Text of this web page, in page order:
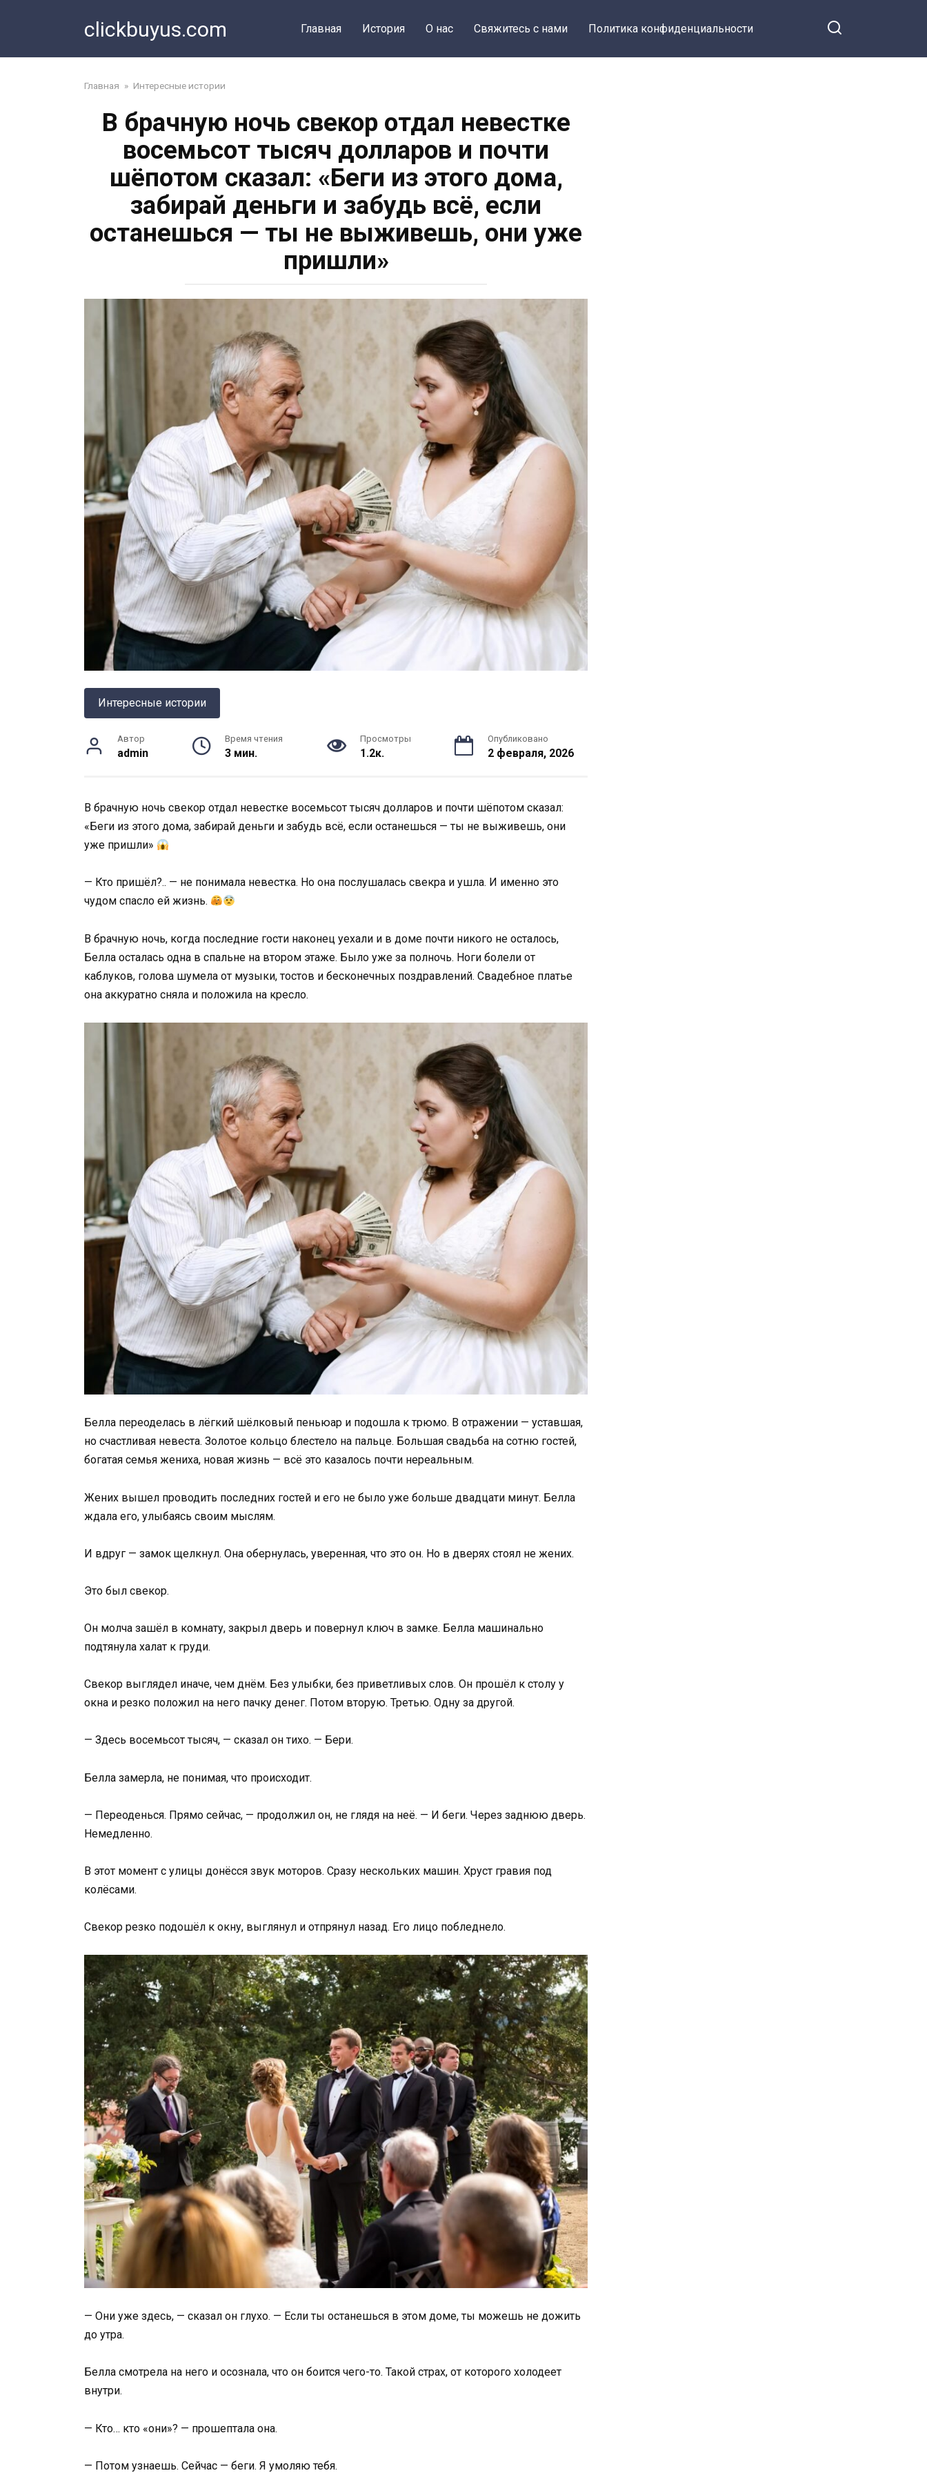
clickbuyus.com Главная История О нас Свяжитесь с нами Политика конфиденциальности
Главная » Интересные истории
В брачную ночь свекор отдал невестке
восемьсот тысяч долларов и почти
шёпотом сказал: «Беги из этого дома,
забирай деньги и забудь всё, если
останешься — ты не выживешь, они уже
пришли»
Интересные истории
Автор
admin
Время чтения
3 мин.
Просмотры
1.2к.
Опубликовано
2 февраля, 2026
В брачную ночь свекор отдал невестке восемьсот тысяч долларов и почти шёпотом сказал:
«Беги из этого дома, забирай деньги и забудь всё, если останешься — ты не выживешь, они
уже пришли»
— Кто пришёл?.. — не понимала невестка. Но она послушалась свекра и ушла. И именно это
чудом спасло ей жизнь.
В брачную ночь, когда последние гости наконец уехали и в доме почти никого не осталось,
Белла осталась одна в спальне на втором этаже. Было уже за полночь. Ноги болели от
каблуков, голова шумела от музыки, тостов и бесконечных поздравлений. Свадебное платье
она аккуратно сняла и положила на кресло.
Белла переоделась в лёгкий шёлковый пеньюар и подошла к трюмо. В отражении — уставшая,
но счастливая невеста. Золотое кольцо блестело на пальце. Большая свадьба на сотню гостей,
богатая семья жениха, новая жизнь — всё это казалось почти нереальным.
Жених вышел проводить последних гостей и его не было уже больше двадцати минут. Белла
ждала его, улыбаясь своим мыслям.
И вдруг — замок щелкнул. Она обернулась, уверенная, что это он. Но в дверях стоял не жених.
Это был свекор.
Он молча зашёл в комнату, закрыл дверь и повернул ключ в замке. Белла машинально
подтянула халат к груди.
Свекор выглядел иначе, чем днём. Без улыбки, без приветливых слов. Он прошёл к столу у
окна и резко положил на него пачку денег. Потом вторую. Третью. Одну за другой.
— Здесь восемьсот тысяч, — сказал он тихо. — Бери.
Белла замерла, не понимая, что происходит.
— Переоденься. Прямо сейчас, — продолжил он, не глядя на неё. — И беги. Через заднюю дверь.
Немедленно.
В этот момент с улицы донёсся звук моторов. Сразу нескольких машин. Хруст гравия под
колёсами.
Свекор резко подошёл к окну, выглянул и отпрянул назад. Его лицо побледнело.
— Они уже здесь, — сказал он глухо. — Если ты останешься в этом доме, ты можешь не дожить
до утра.
Белла смотрела на него и осознала, что он боится чего-то. Такой страх, от которого холодеет
внутри.
— Кто… кто «они»? — прошептала она.
— Потом узнаешь. Сейчас — беги. Я умоляю тебя.